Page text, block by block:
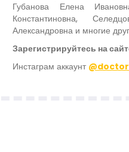
Губанова Елена
Константиновна,
Александровна и многие
Зарегистрируйтесь на
Инстаграм аккаунт